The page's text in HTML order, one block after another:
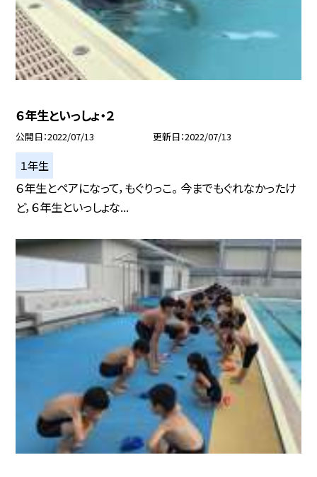
６年生といっしょ・２
公開日 2022/07/13 更新日 2022/07/13
１年生
６年生とペアになって，もぐりっこ。 今までもぐれなかったけ
ど，６年生といっしょな...